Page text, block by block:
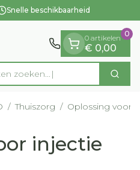
Snelle beschikbaarheid
zoek Zoek
0 artikelen
€ 0,00
0
/ Thuiszorg / Oplossing voor
injectie